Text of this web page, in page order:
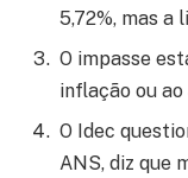
5,72%, mas a
O impasse
inflação ou
O Idec
ANS, diz que